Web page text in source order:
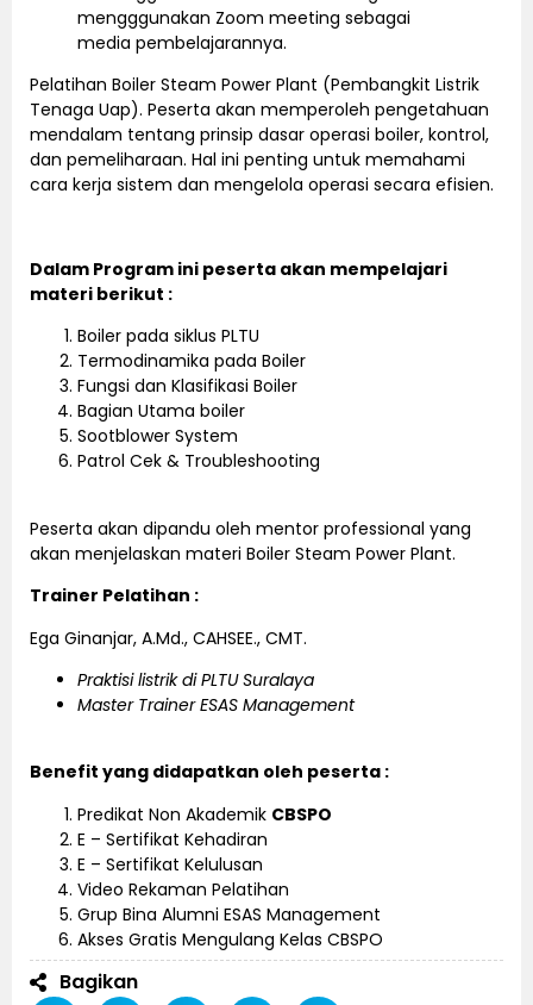
mengggunakan Zoom meeting sebagai
media pembelajarannya.
Pelatihan Boiler Steam Power Plant (Pembangkit Listrik
Tenaga Uap). Peserta akan memperoleh pengetahuan
mendalam tentang prinsip dasar operasi boiler, kontrol,
dan pemeliharaan. Hal ini penting untuk memahami
cara kerja sistem dan mengelola operasi secara efisien.
Dalam Program ini peserta akan mempelajari
materi berikut :
Boiler pada siklus PLTU
Termodinamika pada Boiler
Fungsi dan Klasifikasi Boiler
Bagian Utama boiler
Sootblower System
Patrol Cek & Troubleshooting
Peserta akan dipandu oleh mentor professional yang
akan menjelaskan materi Boiler Steam Power Plant.
Trainer Pelatihan :
Ega Ginanjar, A.Md., CAHSEE., CMT.
Praktisi listrik di PLTU Suralaya
Master Trainer ESAS Management
Benefit yang didapatkan oleh peserta :
Predikat Non Akademik CBSPO
E – Sertifikat Kehadiran
E – Sertifikat Kelulusan
Video Rekaman Pelatihan
Grup Bina Alumni ESAS Management
Akses Gratis Mengulang Kelas CBSPO
Bagikan